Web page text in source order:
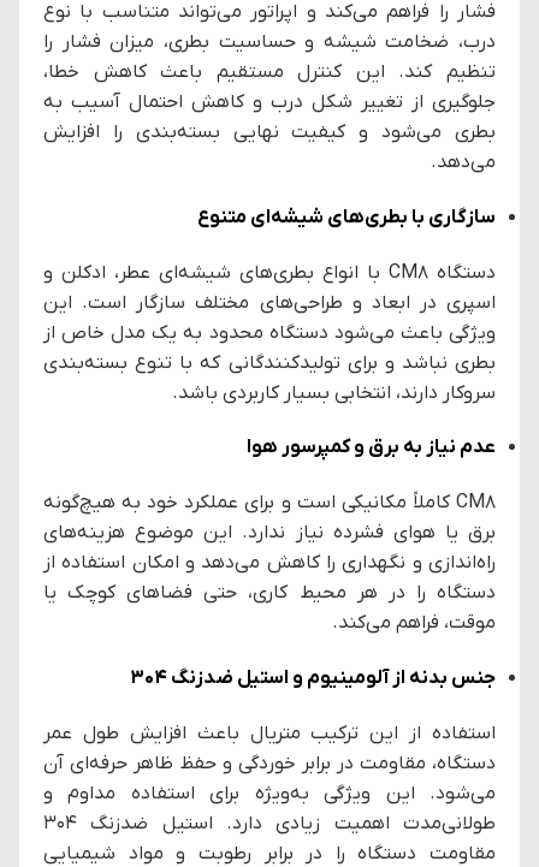
فشار را فراهم می‌کند و اپراتور می‌تواند متناسب با نوع
درب، ضخامت شیشه و حساسیت بطری، میزان فشار را
تنظیم کند. این کنترل مستقیم باعث کاهش خطا،
جلوگیری از تغییر شکل درب و کاهش احتمال آسیب به
بطری می‌شود و کیفیت نهایی بسته‌بندی را افزایش
می‌دهد.
سازگاری با بطری‌های شیشه‌ای متنوع
دستگاه CM8 با انواع بطری‌های شیشه‌ای عطر، ادکلن و
اسپری در ابعاد و طراحی‌های مختلف سازگار است. این
ویژگی باعث می‌شود دستگاه محدود به یک مدل خاص از
بطری نباشد و برای تولیدکنندگانی که با تنوع بسته‌بندی
سروکار دارند، انتخابی بسیار کاربردی باشد.
عدم نیاز به برق و کمپرسور هوا
CM8 کاملاً مکانیکی است و برای عملکرد خود به هیچ‌گونه
برق یا هوای فشرده نیاز ندارد. این موضوع هزینه‌های
راه‌اندازی و نگهداری را کاهش می‌دهد و امکان استفاده از
دستگاه را در هر محیط کاری، حتی فضاهای کوچک یا
موقت، فراهم می‌کند.
جنس بدنه از آلومینیوم و استیل ضدزنگ ۳۰۴
استفاده از این ترکیب متریال باعث افزایش طول عمر
دستگاه، مقاومت در برابر خوردگی و حفظ ظاهر حرفه‌ای آن
می‌شود. این ویژگی به‌ویژه برای استفاده مداوم و
طولانی‌مدت اهمیت زیادی دارد. استیل ضدزنگ ۳۰۴
مقاومت دستگاه را در برابر رطوبت و مواد شیمیایی